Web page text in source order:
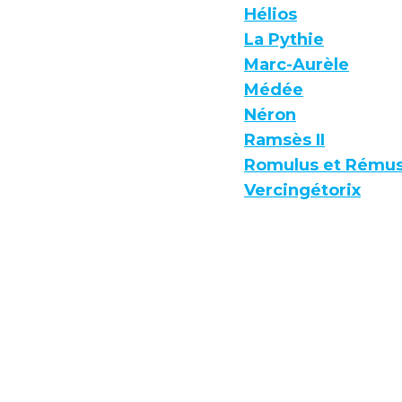
Hélios
La Pythie
Marc-Aurèle
Médée
Néron
Ramsès II
Romulus et
Vercingétorix